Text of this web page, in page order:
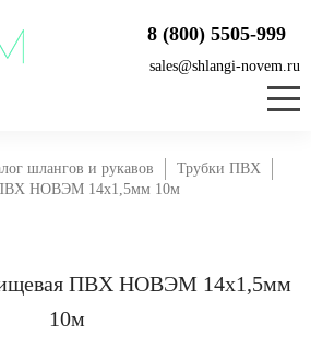
8 (800) 5505-999
sales@shlangi-novem.ru
шлангов и рукавов
Трубки ПВХ
ПВХ НОВЭМ 14x1,5мм 10м
ПВХ НОВЭМ 14x1,5мм
10м